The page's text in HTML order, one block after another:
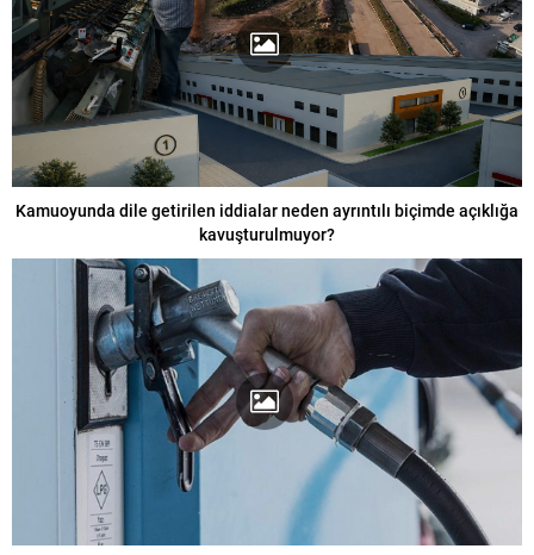
Kamuoyunda dile getirilen iddialar neden ayrıntılı biçimde açıklığa
kavuşturulmuyor?